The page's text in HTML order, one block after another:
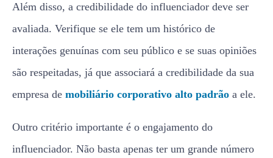
Além disso, a credibilidade do influenciador deve ser
avaliada. Verifique se ele tem um histórico de
interações genuínas com seu público e se suas opiniões
são respeitadas, já que associará a credibilidade da sua
empresa de mobiliário corporativo alto padrão a ele.
Outro critério importante é o engajamento do
influenciador. Não basta apenas ter um grande número